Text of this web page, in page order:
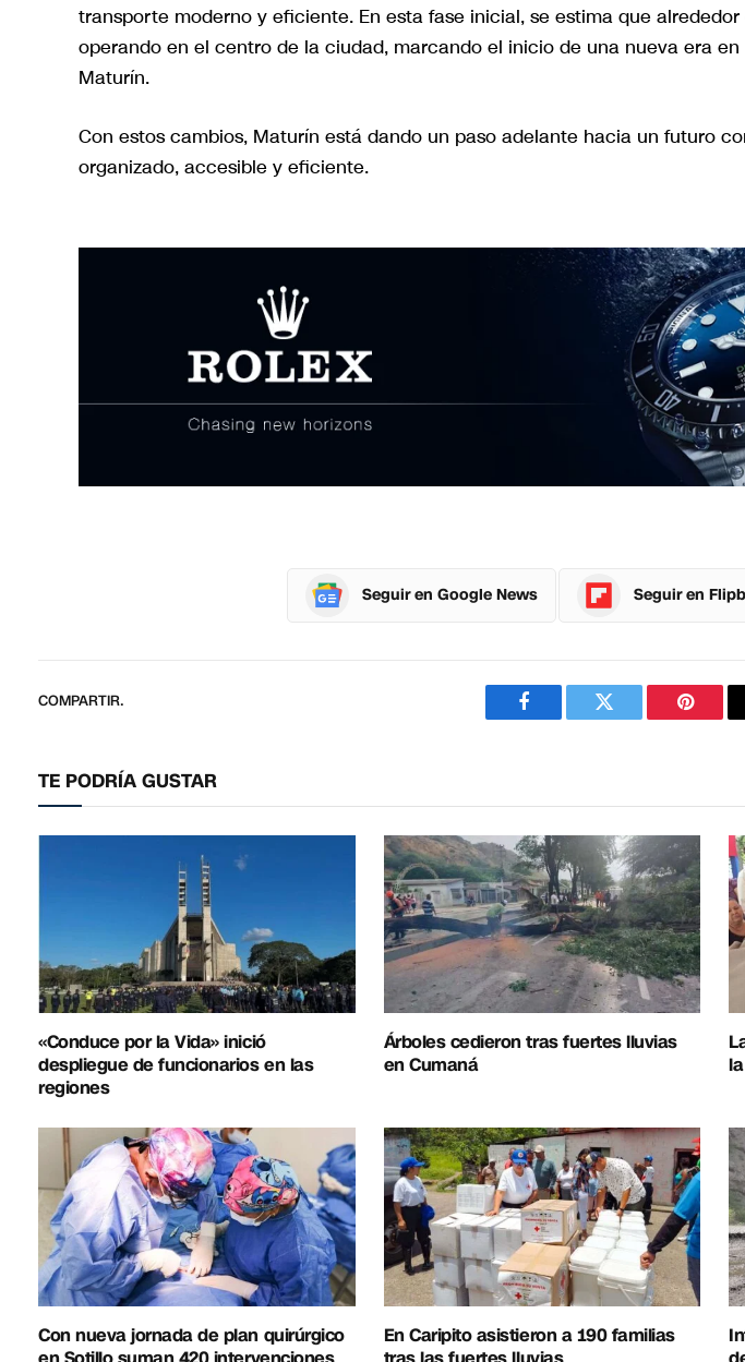
transporte moderno y eficiente. En esta fase inicial, se estima que
operando en el centro de la ciudad, marcando el inicio de una nueva era
Maturín.
Con estos cambios, Maturín está dando un paso adelante hacia un futuro
organizado, accesible y eficiente.
Seguir en Google News Seguir en
COMPARTIR.
FacebookTwitter
TE PODRÍA GUSTAR
«Conduce por la Vida» inició
despliegue de funcionarios en las
regiones
Árboles cedieron tras fuertes lluvias
en Cumaná
Con nueva jornada de plan quirúrgico
En Caripito asistieron a 190 familias